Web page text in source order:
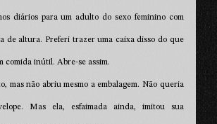
diários para um adulto do sexo feminino com
de altura. Preferi trazer uma caixa disso do que
comida inútil. Abre-se assim.
mas não abriu mesmo a embalagem. Não queria
Mas ela, esfaimada ainda, imitou sua